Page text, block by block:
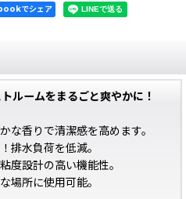
でシェア
ルームをまるごと爽やかに！
な香りで清潔感を高めます。
排水負荷を低減。
度設計の高い機能性。
場所に使用可能。